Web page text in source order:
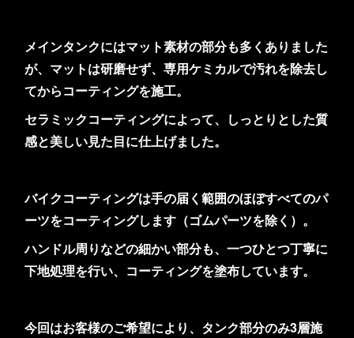
メインタンクにはマット素材の部分も多くありました
が、マットは研磨せず、専用ケミカルで汚れを除去し
てからコーティングを施工。
セラミックコーティングによって、しっとりとした質
感と美しい見た目に仕上げました。
バイクコーティングは手の届く範囲のほぼすべてのパ
ーツをコーティングします（ゴムパーツを除く）。
ハンドル周りなどの細かい部分も、一つひとつ丁寧に
下地処理を行い、コーティングを塗布しています。
今回はお客様のご希望により、タンク部分のみ3層施